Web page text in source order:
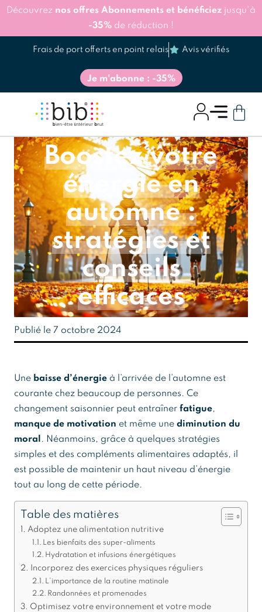
Découvrez nos offres Abonnements et bénéficiez jusqu'à
-35% de réduction !
Frais de port offerts en point relais Avis vérifiés
Je m'abonne : -35%
Boostez votre
énergie en
automne :
stratégies et
conseils
efficaces
Publié le 7 octobre 2024
Une baisse d’énergie à l’arrivée de l’automne est
courante chez beaucoup de personnes. Ce
changement saisonnier peut entraîner fatigue,
manque de motivation et même une diminution du
moral . Néanmoins, grâce à quelques stratégies
simples et des compléments alimentaires adaptés, il
est possible de maintenir un haut niveau d’énergie
tout au long de cette période.
Table des matières
Adoptez une alimentation nutritive
Les bienfaits des super-aliments
Hydratation et infusions énergétiques
Incorporez des exercices physiques réguliers
L’importance de la routine matinale
Randonnées et promenades
Optimisez votre environnement et votre mode